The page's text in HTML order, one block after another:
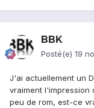
BBK
Posté(e) 19
J'ai actuellement un
vraiment l'impression
peu de rom, est-ce